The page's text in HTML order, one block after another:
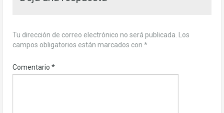
Tu dirección de correo electrónico no será publicada. Los
campos obligatorios están marcados con *
Comentario *